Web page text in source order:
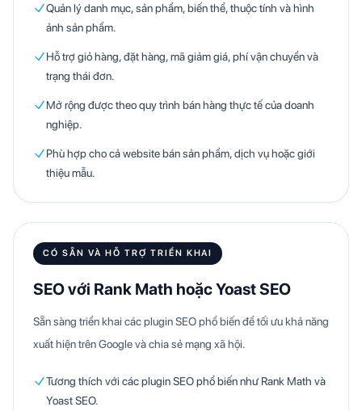
Quản lý danh mục, sản phẩm, biến thể, thuộc tính và hình
ảnh sản phẩm.
Hỗ trợ giỏ hàng, đặt hàng, mã giảm giá, phí vận chuyển và
trạng thái đơn.
Mở rộng được theo quy trình bán hàng thực tế của doanh
nghiệp.
Phù hợp cho cả website bán sản phẩm, dịch vụ hoặc giới
thiệu mẫu.
CÓ SẴN VÀ HỖ TRỢ TRIỂN KHAI
SEO với Rank Math hoặc Yoast SEO
Sẵn sàng triển khai các plugin SEO phổ biến để tối ưu khả năng
xuất hiện trên Google và chia sẻ mạng xã hội.
Tương thích với các plugin SEO phổ biến như Rank Math và
Yoast SEO.